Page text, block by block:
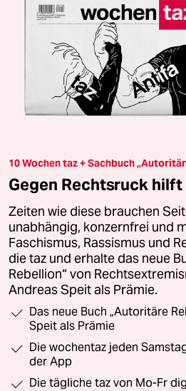
10 Wochen taz + Sachbuch
Gegen Rechtsruck
Zeiten wie diese brauchen
unabhängig, konzernfrei und
Faschismus, Rassismus und
die taz und erhalte das neue
Rebellion“ von
Andreas Speit als Prämie.
Das neue Buch „Autoritäre
Speit als Prämie
Die wochentaz jeden
der App
Die tägliche taz von Mo-Fr